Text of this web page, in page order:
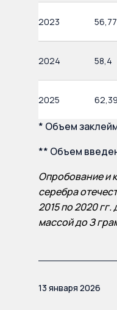
2023 56,77
2024 58,4
2025 62,39
* Объем
** Объем
Опробование и
серебра
2015 по 2020
массой до З
13 января 2026